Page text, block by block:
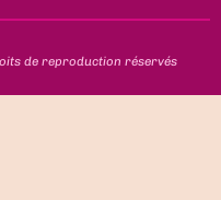
de reproduction réservés